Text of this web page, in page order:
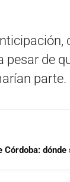
de
parte.
Córdoba: